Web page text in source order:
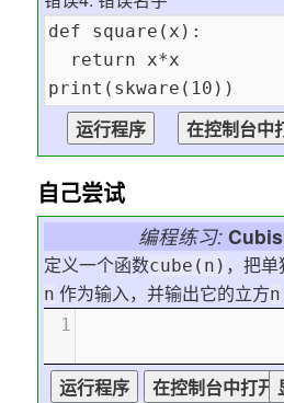
自己尝试
编程练习:
定义一个函数cube(n) ，把
n 作为输入，并输出它的立方n
1